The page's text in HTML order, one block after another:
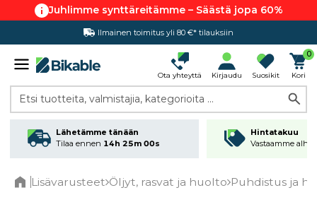
Juhlimme synttäreitämme – Säästä jopa 60%
Ilmainen toimitus yli 80 €* tilauksiin
Hintatakuu
Ota yhteyttä Kirjaudu Suosikit
0
Kori
Etsi tuotteita, valmistajia, kategorioita ...
Lähetämme tänään
Tilaa ennen 14h 25m 00s
Hintatakuu
Vastaamme
Lisävarusteet Öljyt, rasvat ja huolto Puhdistus ja